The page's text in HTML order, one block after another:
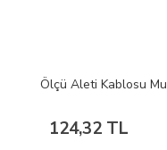
Ölçü Aleti Kablosu
124,32 TL